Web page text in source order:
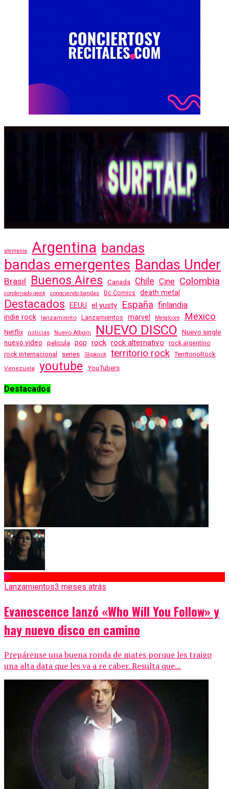
alemania Argentina bandas
bandas emergentes Bandas Under
Brasil Buenos Aires Canada Chile Cine Colombia
condenado geek conociendo bandas Dc Comics death metal
Destacados EEUU el yusty España finlandia
indie rock lanzamiento Lanzamientos marvel Metalcore Mexico
Netflix noticias Nuevo Albúm NUEVO DISCO
Nuevo single
nuevo video
pelicula pop rock rock alternativo rock argentino
rock internacional series Slipknot territorio rock TerritorioRock
Venezuela youtube YouTubers
Destacados
Lanzamientos3 meses atrás
Evanescence lanzó «Who Will You Follow» y
hay nuevo disco en camino
Prepárense una buena ronda de mates porque les traigo
una alta data que les va a re caber. Resulta que...